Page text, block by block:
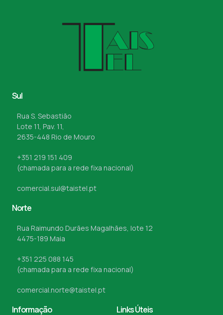
Sul
Rua S. Sebastião
Lote 11, Pav. 11,
2635-448 Rio de Mouro
+351 219 151 409
(chamada para a rede fixa nacional)
comercial.sul@taistel.pt
Norte
Rua Raimundo Durães Magalhães, lote 12
4475-189 Maia
+351 225 088 145
(chamada para a rede fixa nacional)
comercial.norte@taistel.pt
Informação Links Úteis